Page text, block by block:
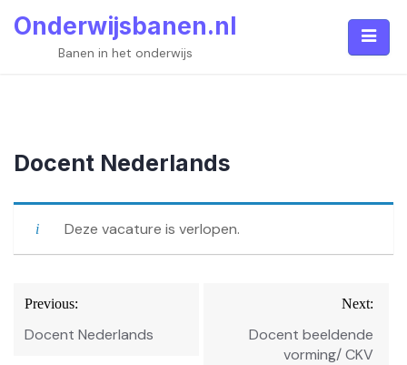
Onderwijsbanen.nl
Banen in het onderwijs
Docent Nederlands
Deze vacature is verlopen.
Bericht
navigatie
Previous:
Docent Nederlands
Next:
Docent beeldende
vorming/ CKV